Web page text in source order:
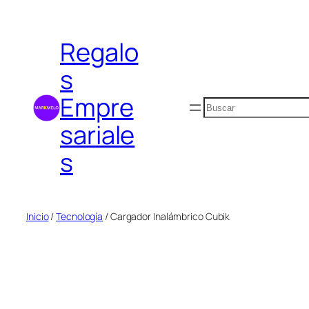
contenidoRegalo
s
Empre
sariale
s
Buscar
Inicio/Tecnología / Cargador Inalámbrico Cubik